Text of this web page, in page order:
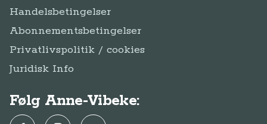
Handelsbetingelser
Abonnementsbetingelser
Privatlivspolitik / cookies
Juridisk Info
Følg Anne-Vibeke: